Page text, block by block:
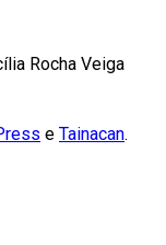
Rocha Veiga
e Tainacan.